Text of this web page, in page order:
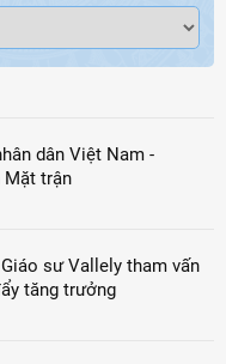
dân Việt Nam -
Mặt trận
sư Vallely tham vấn
tăng trưởng